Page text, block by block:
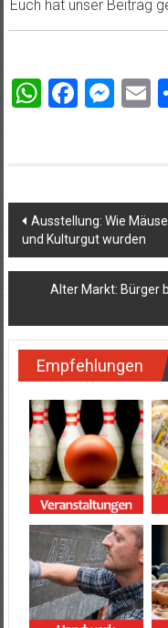
Euch hat unser Beitrag
Ausstellung: Wie
und Kulturgut wurden
Alter Markt: Bürger
Empfehlungen